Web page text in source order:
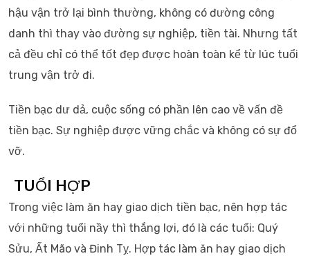
hậu vận trở lại bình thường, không có đường công
danh thì thay vào đường sự nghiệp, tiền tài. Nhưng tất
cả đều chỉ có thể tốt đẹp được hoàn toàn kể từ lúc tuổi
trung vận trở đi.
Tiền bạc dư dả, cuộc sống có phần lên cao về vấn đề
tiền bạc. Sự nghiệp được vững chắc và không có sự đổ
vỡ.
TUỔI HỢP
Trong việc làm ăn hay giao dịch tiền bạc, nên hợp tác
với những tuổi nầy thì thắng lợi, đó là các tuổi: Quý
Sửu, Ất Mão và Đinh Tỵ. Hợp tác làm ăn hay giao dịch